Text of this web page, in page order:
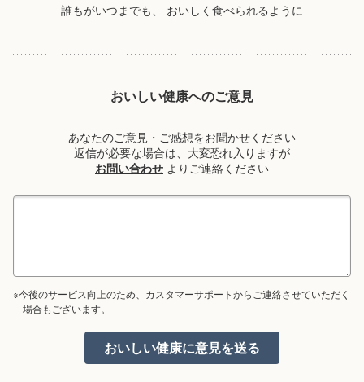
誰もがいつまでも、 おいしく食べられるように
おいしい健康へのご意見
あなたのご意見・ご感想をお聞かせください
返信が必要な場合は、大変恐れ入りますが
お問い合わせ よりご連絡ください
※今後のサービス向上のため、カスタマーサポートからご連絡させていただく
場合もございます。